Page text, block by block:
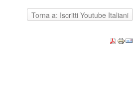
Torna a: Iscritti Youtube Italiani